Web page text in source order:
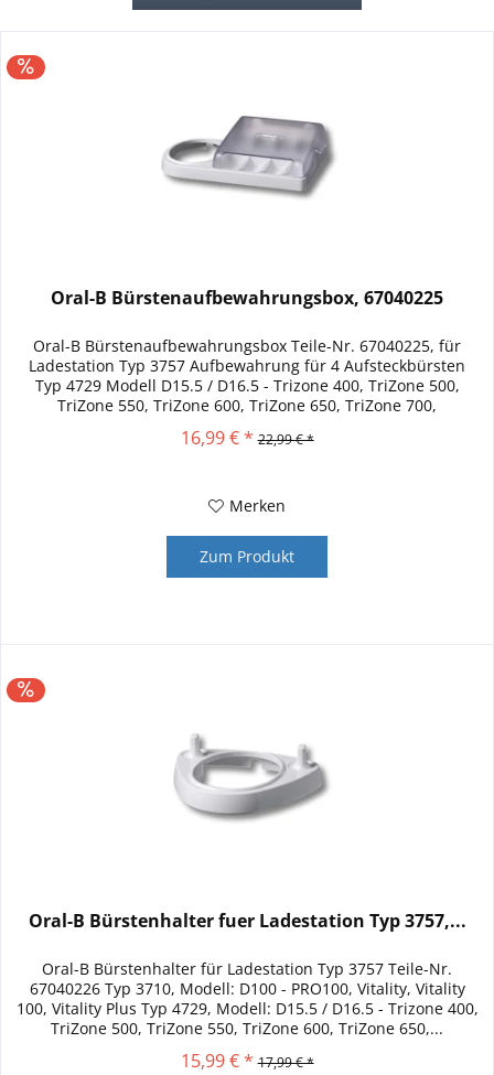
Oral-B Bürstenaufbewahrungsbox, 67040225
Oral-B Bürstenaufbewahrungsbox Teile-Nr. 67040225, für
Ladestation Typ 3757 Aufbewahrung für 4 Aufsteckbürsten
Typ 4729 Modell D15.5 / D16.5 - Trizone 400, TriZone 500,
TriZone 550, TriZone 600, TriZone 650, TriZone 700,
16,99 € * 22,99 € *
Merken
Zum Produkt
Oral-B Bürstenhalter fuer Ladestation Typ 3757,...
Oral-B Bürstenhalter für Ladestation Typ 3757 Teile-Nr.
67040226 Typ 3710, Modell: D100 - PRO100, Vitality, Vitality
100, Vitality Plus Typ 4729, Modell: D15.5 / D16.5 - Trizone 400,
TriZone 500, TriZone 550, TriZone 600, TriZone 650,...
15,99 € * 17,99 € *